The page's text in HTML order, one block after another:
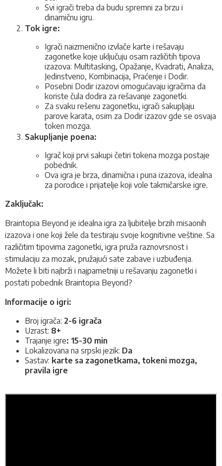
Svi igrači treba da budu spremni za brzu i
dinamičnu igru.
Tok igre:
Igrači naizmenično izvlače karte i rešavaju
zagonetke koje uključuju osam različitih tipova
izazova: Multitasking, Opažanje, Kvadrati, Analiza,
Jedinstveno, Kombinacija, Praćenje i Dodir.
Posebni Dodir izazovi omogućavaju igračima da
koriste čula dodira za rešavanje zagonetki.
Za svaku rešenu zagonetku, igrači sakupljaju
parove karata, osim za Dodir izazov gde se osvaja
token mozga.
Sakupljanje poena:
Igrač koji prvi sakupi četiri tokena mozga postaje
pobednik.
Ova igra je brza, dinamična i puna izazova, idealna
za porodice i prijatelje koji vole takmičarske igre.
Zaključak:
Braintopia Beyond je idealna igra za ljubitelje brzih misaonih
izazova i one koji žele da testiraju svoje kognitivne veštine. Sa
različitim tipovima zagonetki, igra pruža raznovrsnost i
stimulaciju za mozak, pružajući sate zabave i uzbuđenja.
Možete li biti najbrži i najpametniji u rešavanju zagonetki i
postati pobednik Braintopia Beyond?
Informacije o igri:
Broj igrača: 2-6 igrača
Uzrast: 8+
Trajanje igre: 15-30 min
Lokalizovana na srpski jezik: Da
Sastav: karte sa zagonetkama, tokeni mozga,
pravila igre